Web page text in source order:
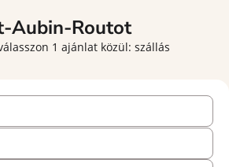
Aubin-Routot
1 ajánlat közül: szállás